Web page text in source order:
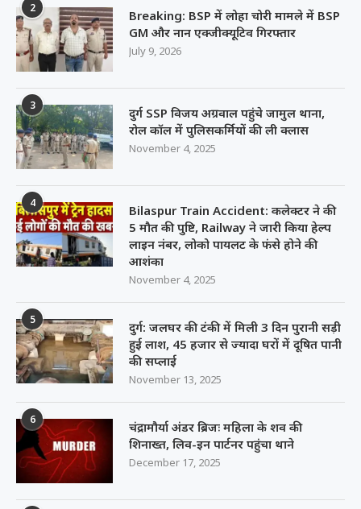
2
Breaking: BSP में लोहा चोरी मामले में BSP
GM और नान एक्जीक्यूटिव गिरफ्तार
July 9, 2026
3
दुर्ग SSP विजय अग्रवाल पहुंचे जामुल थाना,
रोल कॉल में पुलिसकर्मियों की ली क्लास
November 4, 2025
4
Bilaspur Train Accident: कलेक्टर ने की
5 मौत की पुष्टि, Railway ने जारी किया हेल्प
लाइन नंबर, लोको पायलट के फंसे होने की
आशंका
November 4, 2025
5
दुर्ग: जलघर की टंकी में मिली 3 दिन पुरानी सड़ी
हुई लाश, 45 हजार से ज्यादा घरों में दूषित पानी
की सप्लाई
November 13, 2025
6
चंद्रामौर्या अंडर ब्रिजः महिला के शव की
शिनाख्त, लिव-इन पार्टनर पहुंचा थाने
December 17, 2025